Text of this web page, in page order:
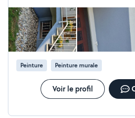
plâtrerie intérieure mur et plafond
Maxime Giuranna .
Peinture Peinture murale
Voir le profil